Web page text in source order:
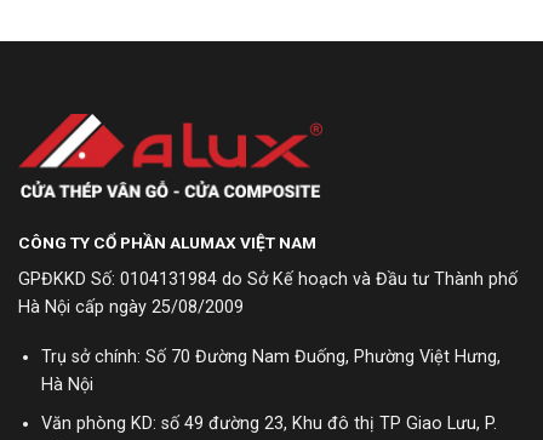
CÔNG TY CỔ PHẦN ALUMAX VIỆT NAM
GPĐKKD Số: 0104131984 do Sở Kế hoạch và Đầu tư Thành phố
Hà Nội cấp ngày 25/08/2009
Trụ sở chính: Số 70 Đường Nam Đuống, Phường Việt Hưng,
Hà Nội
Văn phòng KD: số 49 đường 23, Khu đô thị TP Giao Lưu, P.